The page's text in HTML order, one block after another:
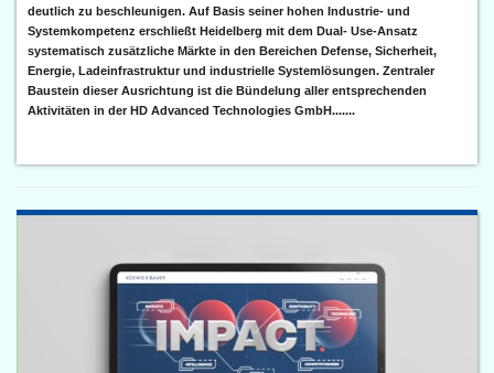
deutlich zu beschleunigen. Auf Basis seiner hohen Industrie- und
Systemkompetenz erschließt Heidelberg mit dem Dual- Use-Ansatz
systematisch zusätzliche Märkte in den Bereichen Defense, Sicherheit,
Energie, Ladeinfrastruktur und industrielle Systemlösungen. Zentraler
Baustein dieser Ausrichtung ist die Bündelung aller entsprechenden
Aktivitäten in der HD Advanced Technologies GmbH.......